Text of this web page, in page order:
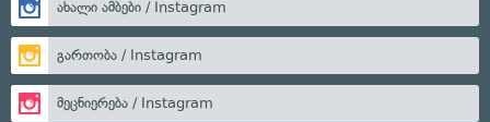
ახალი ამბები / Instagram
გართობა / Instagram
მეცნიერება / Instagram